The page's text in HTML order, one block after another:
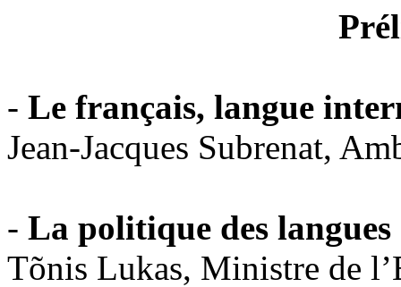
- Le français, langue
Jean-Jacques Subrenat,
- La politique des langues
Tõnis Lukas, Ministre de